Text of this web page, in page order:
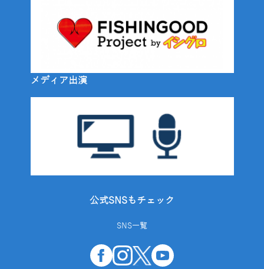
メディア出演
公式SNSもチェック
SNS一覧